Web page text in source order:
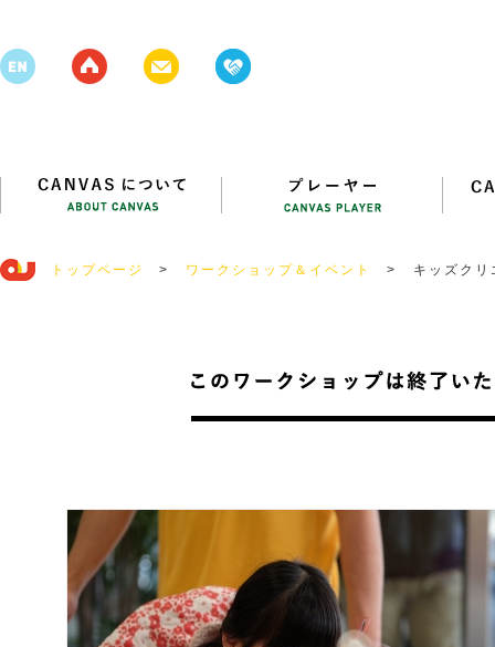
トップページ > ワークショップ＆イベント > キッズク